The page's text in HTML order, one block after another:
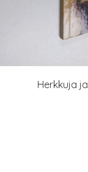
Herkkuja